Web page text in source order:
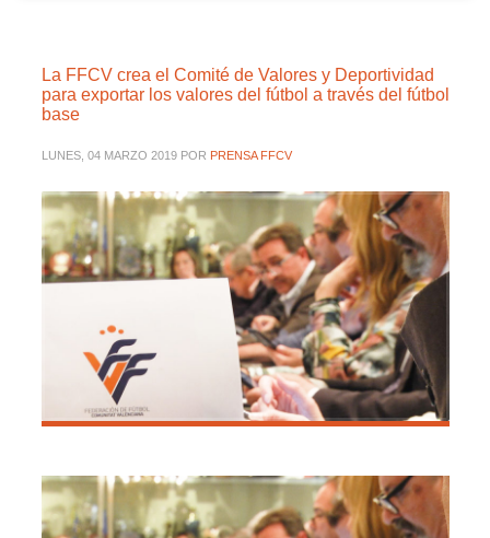
La FFCV crea el Comité de Valores y Deportividad
para exportar los valores del fútbol a través del fútbol
base
LUNES, 04 MARZO 2019 POR PRENSA FFCV